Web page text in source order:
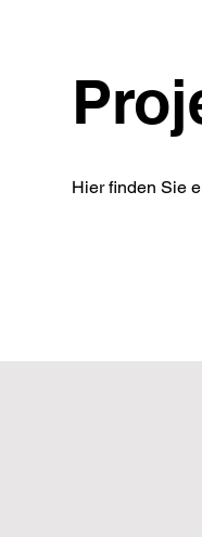
Hier finden Sie